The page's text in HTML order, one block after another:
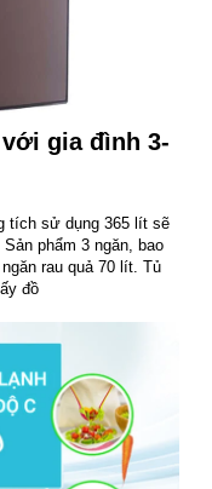
gia đình 3-
tích sử dụng 365 lít sẽ
phẩm 3 ngăn, bao
rau quả 70 lít. Tủ
đồ